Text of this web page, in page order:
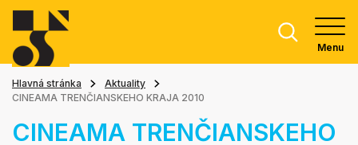
Menu
Hlavná stránka
Aktuality
CINEAMA TRENČIANSKEHO KRAJA 2010
CINEAMA TRENČIANSKEHO